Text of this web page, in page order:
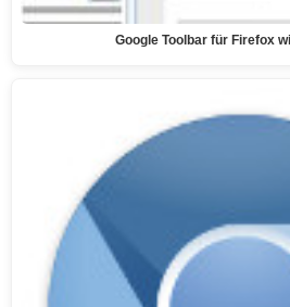
Google Toolbar für Firefox